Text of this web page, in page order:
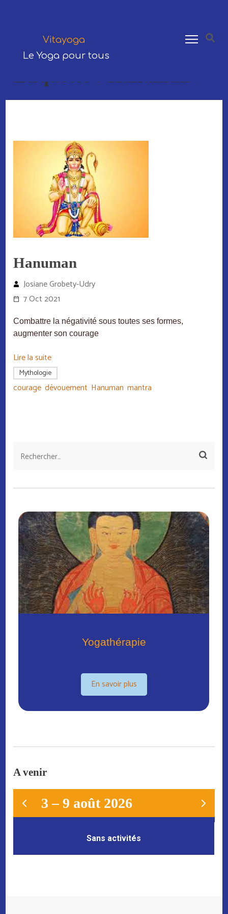
TÉLÉPHONE
Vitayoga
Le Yoga pour tous
Hanuman
Josiane Grobety-Udry
7 Oct 2021
Combattre la négativité sous toutes ses formes,
augmenter son courage
Lire la suite
Mythologie
courage ,dévouement Hanuman ,mantra
Yogathérapie
En savoir plus
A venir
3 – 9 août 2026
Sans activités